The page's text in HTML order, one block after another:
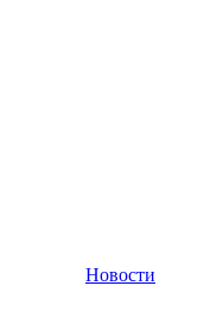
Новости